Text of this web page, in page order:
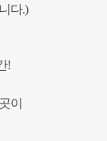
다.)
!
이